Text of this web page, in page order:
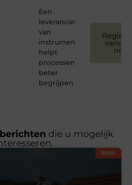
Een
leverancier
van
instrumentatie
helpt
processen
beter
begrijpen
nog
die u mogelijk
BLOG